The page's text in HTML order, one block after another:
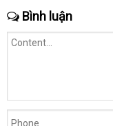
Bình luận